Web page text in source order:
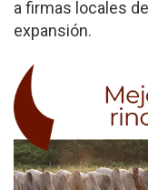
a firmas locales
expansión.